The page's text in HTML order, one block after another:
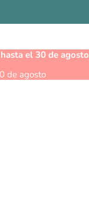
hasta el 30 de agosto
de agosto